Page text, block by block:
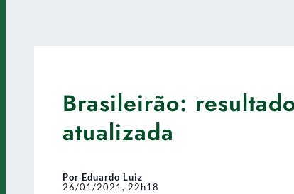
Brasileirão:
atualizada
Por Eduardo Luiz
26/01/2021, 22h18